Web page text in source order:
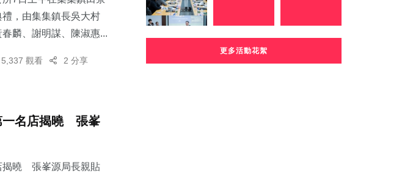
，由集集鎮長吳大村
麟、謝明謀、陳淑惠...
5,337 觀看 2 分享
一名店揭曉 張峯
揭曉 張峯源局長親貼
更多活動花絮